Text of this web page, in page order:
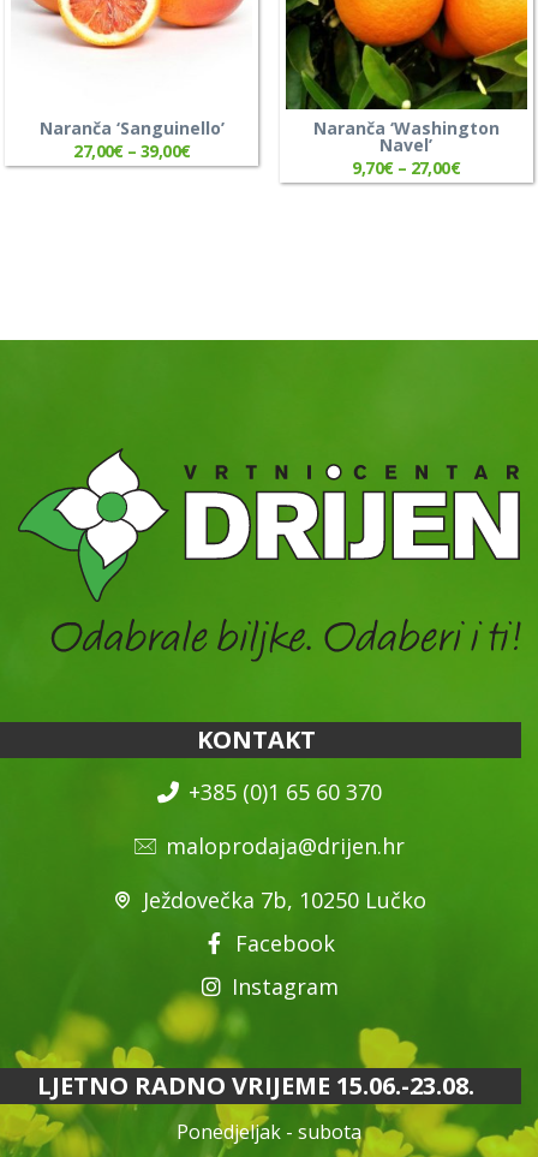
Naranča ‘Sanguinello’
27,00€– 39,00€
Naranča ‘Washington
Navel’
9,70€– 27,00€
KONTAKT
+385 (0)1 65 60 370
maloprodaja@drijen.hr
Ježdovečka 7b, 10250 Lučko
Facebook
Instagram
LJETNO RADNO VRIJEME 15.06.-23.08.
Ponedjeljak - subota